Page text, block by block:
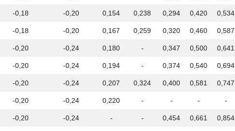
-0,18 -0,20 0,154 0,238 0,294 0,420 0,534
-0,18 -0,20 0,167 0,259 0,320 0,460 0,587
-0,20 -0,24 0,180 - 0,347 0,500 0,641
-0,20 -0,24 0,194 - 0,374 0,540 0,694
-0,20 -0,24 0,207 0,324 0,400 0,581 0,747
-0,20 -0,24 0,220 - - - -
-0,20 -0,24 - - 0,454 0,661 0,854